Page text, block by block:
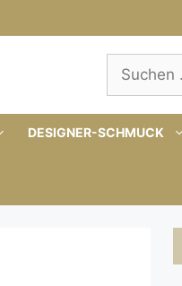
Suchen
nach:
DESIGNER-SCHMUCK